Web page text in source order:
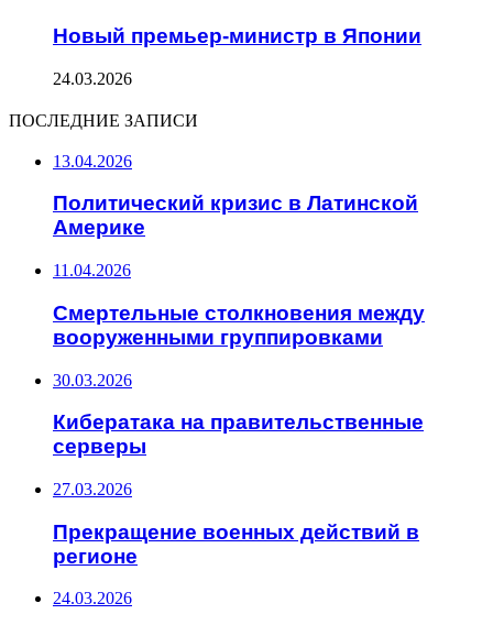
Новый премьер-министр в Японии
24.03.2026
ПОСЛЕДНИЕ ЗАПИСИ
13.04.2026
Политический кризис в Латинской
Америке
11.04.2026
Смертельные столкновения между
вооруженными группировками
30.03.2026
Кибератака на правительственные
серверы
27.03.2026
Прекращение военных действий в
регионе
24.03.2026